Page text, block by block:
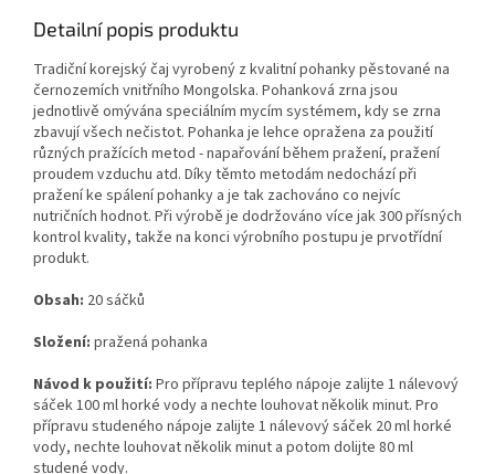
Detailní popis produktu
Tradiční korejský čaj vyrobený z kvalitní pohanky pěstované na
černozemích vnitřního Mongolska. Pohanková zrna jsou
jednotlivě omývána speciálním mycím systémem, kdy se zrna
zbavují všech nečistot. Pohanka je lehce opražena za použití
různých pražících metod - napařování během pražení, pražení
proudem vzduchu atd. Díky těmto metodám nedochází při
pražení ke spálení pohanky a je tak zachováno co nejvíc
nutričních hodnot. Při výrobě je dodržováno více jak 300 přísných
kontrol kvality, takže na konci výrobního postupu je prvotřídní
produkt.
Obsah: 20 sáčků
Složení: pražená pohanka
Návod k použití: Pro přípravu teplého nápoje zalijte 1 nálevový
sáček 100 ml horké vody a nechte louhovat několik minut. Pro
přípravu studeného nápoje zalijte 1 nálevový sáček 20 ml horké
vody, nechte louhovat několik minut a potom dolijte 80 ml
studené vody.